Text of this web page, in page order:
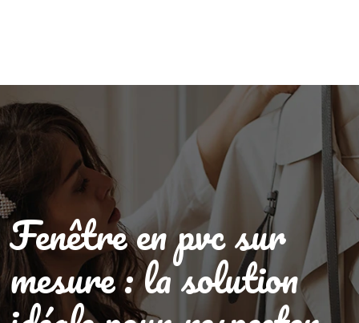
Fenêtre en pvc sur
mesure : la solution